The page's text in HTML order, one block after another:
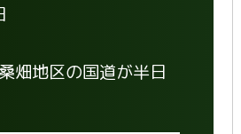
畑地区の国道が半日